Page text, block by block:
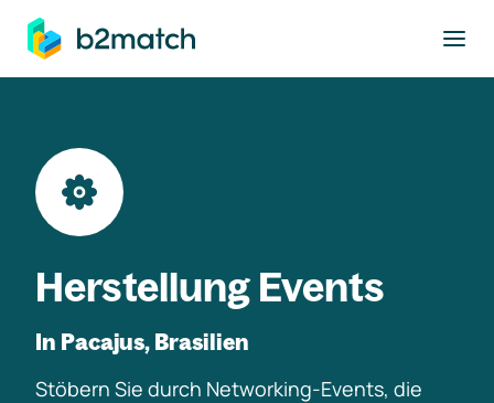
springen
Herstellung Events
In Pacajus, Brasilien
Stöbern Sie durch Networking-Events, die